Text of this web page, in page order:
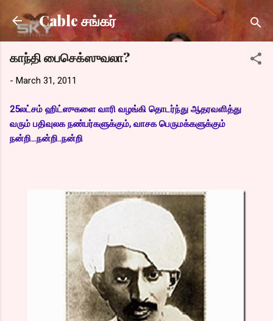
Skip to main content
Cable சங்கர்
காந்தி பைசெக்ஸுவலா?
- March 31, 2011
25லட்சம் ஹிட்ஸுகளை வாரி வழங்கி தொடர்ந்து ஆதரவளித்து
வரும் பதிவுலக நண்பர்களுக்கும், வாசக பெருமக்களுக்கும்
நன்றி...நன்றி..நன்றி